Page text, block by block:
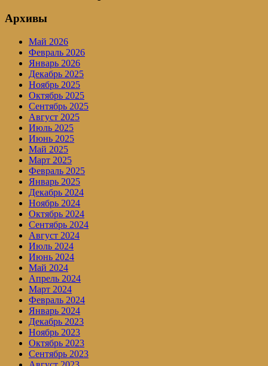
Архивы
Май 2026
Февраль 2026
Январь 2026
Декабрь 2025
Ноябрь 2025
Октябрь 2025
Сентябрь 2025
Август 2025
Июль 2025
Июнь 2025
Май 2025
Март 2025
Февраль 2025
Январь 2025
Декабрь 2024
Ноябрь 2024
Октябрь 2024
Сентябрь 2024
Август 2024
Июль 2024
Июнь 2024
Май 2024
Апрель 2024
Март 2024
Февраль 2024
Январь 2024
Декабрь 2023
Ноябрь 2023
Октябрь 2023
Сентябрь 2023